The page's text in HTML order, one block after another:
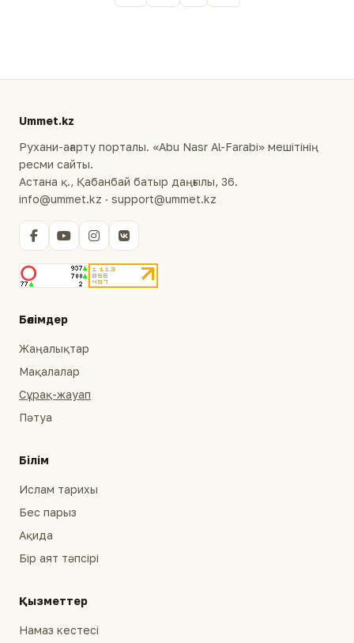
Ummet.kz
Рухани-ағарту порталы. «Abu Nasr Al-Farabi» мешітінің
ресми сайты.
Астана қ., Қабанбай батыр даңғылы, 36.
info@ummet.kz · support@ummet.kz
Бөлімдер
Жаңалықтар
Мақалалар
Сұрақ-жауап
Пәтуа
Білім
Ислам тарихы
Бес парыз
Ақида
Бір аят тәпсірі
Қызметтер
Намаз кестесі